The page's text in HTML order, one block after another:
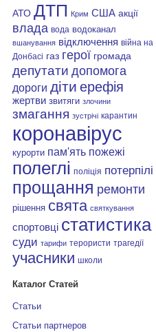
АТО ДТП Крим США акції
влада вода водоканал
вшанування відключення війна на
Донбасі газ герої громада
депутати допомога
дороги діти ерефія
жертви звитяги злочини
змагання зустрічі карантин
коронавірус
курорти пам'ять пожежі
полеглі поліція потерпілі
прощання ремонти
рішення свята святкування
спортовці статистика
суди тарифи терористи трагедії
учасники школи
Каталог Статей
Статьи
Статьи партнеров